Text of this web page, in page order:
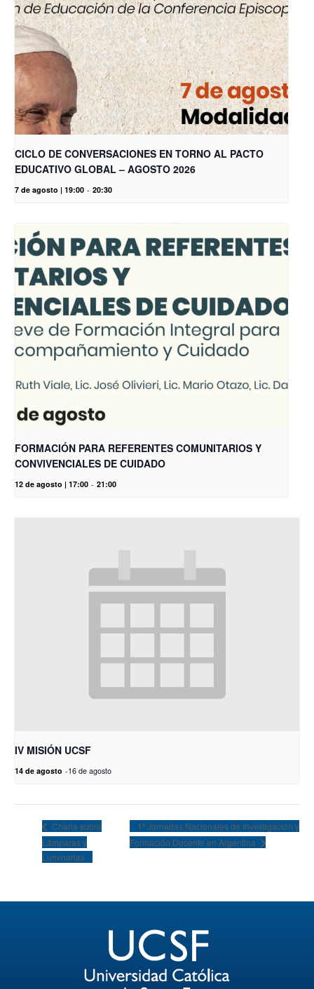
CICLO DE CONVERSACIONES EN TORNO AL PACTO
EDUCATIVO GLOBAL – AGOSTO 2026
7 de agosto | 19:00 - 20:30
FORMACIÓN PARA REFERENTES COMUNITARIOS Y
CONVIVENCIALES DE CUIDADO
12 de agosto | 17:00 - 21:00
IV MISIÓN UCSF
14 de agosto -16 de agosto
Charla sobre
Lámparas y
Luminarias
1º Jornadas Nacionales de Investigación y
Formación Docente en Argentina